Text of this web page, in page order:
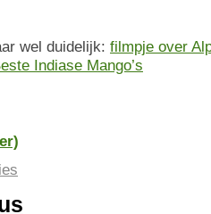
wel duidelijk: filmpje over
Indiase Mango’s